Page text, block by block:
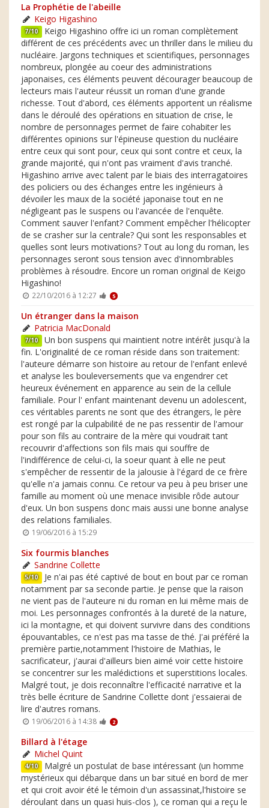
La Prophétie de l'abeille
Keigo Higashino
7/10 Keigo Higashino offre ici un roman complètement
différent de ces précédents avec un thriller dans le milieu du
nucléaire. Jargons techniques et scientifiques, personnages
nombreux, plongée au coeur des administrations
japonaises, ces éléments peuvent décourager beaucoup de
lecteurs mais l'auteur réussit un roman d'une grande
richesse. Tout d'abord, ces éléments apportent un réalisme
dans le déroulé des opérations en situation de crise, le
nombre de personnages permet de faire cohabiter les
différentes opinions sur l'épineuse question du nucléaire
entre ceux qui sont pour, ceux qui sont contre et ceux, la
grande majorité, qui n'ont pas vraiment d'avis tranché.
Higashino arrive avec talent par le biais des interragatoires
des policiers ou des échanges entre les ingénieurs à
dévoiler les maux de la société japonaise tout en ne
négligeant pas le suspens ou l'avancée de l'enquête.
Comment sauver l'enfant? Comment empêcher l'hélicopter
de se crasher sur la centrale? Qui sont les responsables et
quelles sont leurs motivations? Tout au long du roman, les
personnages seront sous tension avec d'innombrables
problèmes à résoudre. Encore un roman original de Keigo
Higashino!
22/10/2016 à 12:27 5
Un étranger dans la maison
Patricia MacDonald
7/10 Un bon suspens qui maintient notre intérêt jusqu'à la
fin. L'originalité de ce roman réside dans son traitement:
l'auteure démarre son histoire au retour de l'enfant enlevé
et analyse les bouleversements que va engendrer cet
heureux événement en apparence au sein de la cellule
familiale. Pour l' enfant maintenant devenu un adolescent,
ces véritables parents ne sont que des étrangers, le père
est rongé par la culpabilité de ne pas ressentir de l'amour
pour son fils au contraire de la mère qui voudrait tant
recouvrir d'affections son fils mais qui souffre de
l'indifférence de celui-ci, la soeur quant à elle ne peut
s'empêcher de ressentir de la jalousie à l'égard de ce frère
qu'elle n'a jamais connu. Ce retour va peu à peu briser une
famille au moment où une menace invisible rôde autour
d'eux. Un bon suspens donc mais aussi une bonne analyse
des relations familiales.
19/06/2016 à 15:29
Six fourmis blanches
Sandrine Collette
5/10 Je n'ai pas été captivé de bout en bout par ce roman
notamment par sa seconde partie. Je pense que la raison
ne vient pas de l'auteure ni du roman en lui même mais de
moi. Les personnages confrontés à la dureté de la nature,
ici la montagne, et qui doivent survivre dans des conditions
épouvantables, ce n'est pas ma tasse de thé. J'ai préféré la
première partie,notamment l'histoire de Mathias, le
sacrificateur, j'aurai d'ailleurs bien aimé voir cette histoire
se concentrer sur les malédictions et superstitions locales.
Malgré tout, je dois reconnaître l'efficacité narrative et la
très belle écriture de Sandrine Collette dont j'essaierai de
lire d'autres romans.
19/06/2016 à 14:38 2
Billard à l'étage
Michel Quint
4/10 Malgré un postulat de base intéressant (un homme
mystérieux qui débarque dans un bar situé en bord de mer
et qui croit avoir été le témoin d'un assassinat,l'histoire se
déroulant dans un quasi huis-clos ), ce roman qui a reçu le